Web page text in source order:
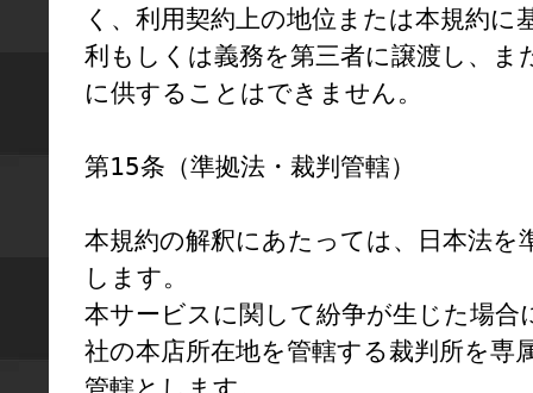
く、利用契約上の地位または本規約に
利もしくは義務を第三者に譲渡し、ま
に供することはできません。
第15条（準拠法・裁判管轄）
本規約の解釈にあたっては、日本法を
します。
本サービスに関して紛争が生じた場合
社の本店所在地を管轄する裁判所を専